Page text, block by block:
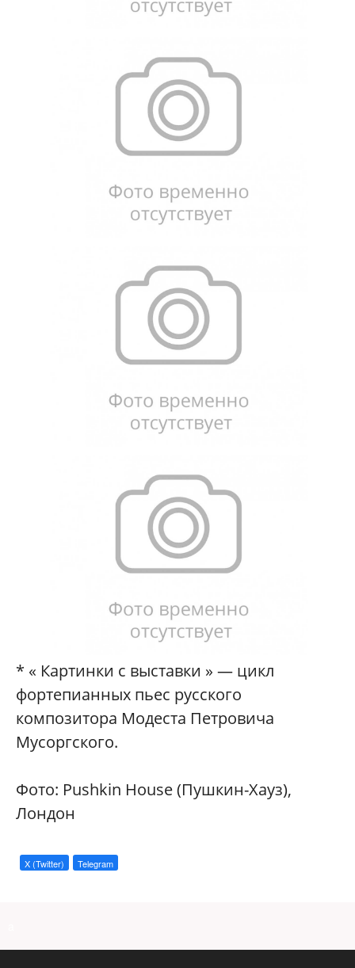
* « Картинки с выставки » — цикл
фортепианных пьес русского
композитора Модеста Петровича
Мусоргского.
Фото: Pushkin House (Пушкин-Хауз),
Лондон
X (Twitter) Telegram